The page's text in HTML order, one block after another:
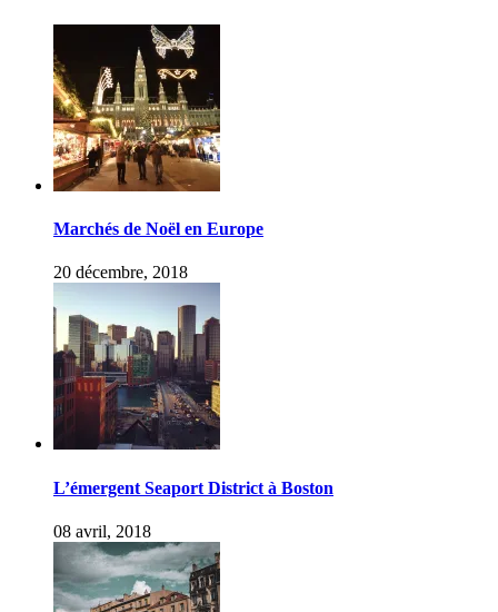
Marchés de Noël en Europe
20 décembre, 2018
L’émergent Seaport District à Boston
08 avril, 2018